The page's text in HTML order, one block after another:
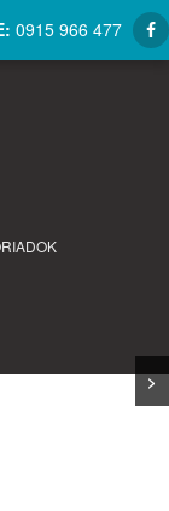
0915 966 477
>